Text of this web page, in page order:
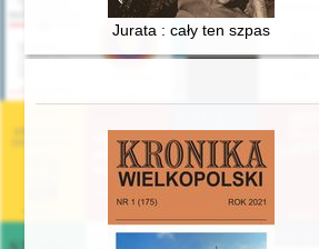
Jurata : cały ten szpas